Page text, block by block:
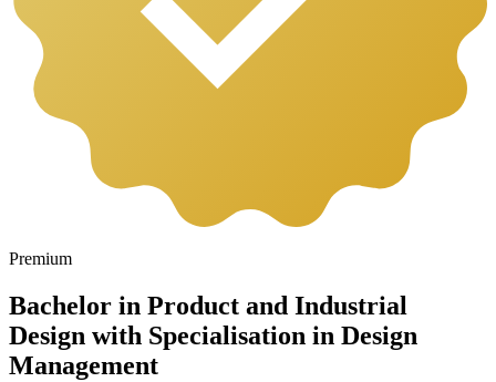
Premium
Bachelor in Product and Industrial
Design with Specialisation in Design
Management